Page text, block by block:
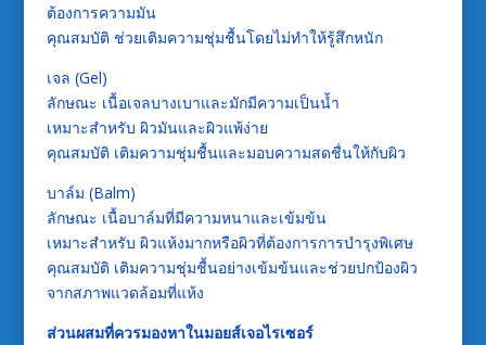
ต้องการความมัน
คุณสมบัติ ช่วยเติมความชุ่มชื้นโดยไม่ทำให้รู้สึกหนัก
เจล (Gel)
ลักษณะ เนื้อเจลบางเบาและมักมีความเป็นน้ำ
เหมาะสำหรับ ผิวมันและผิวแพ้ง่าย
คุณสมบัติ เติมความชุ่มชื้นและมอบความสดชื่นให้กับผิว
บาล์ม (Balm)
ลักษณะ เนื้อบาล์มที่มีความหนาและเข้มข้น
เหมาะสำหรับ ผิวแห้งมากหรือผิวที่ต้องการการบำรุงพิเศษ
คุณสมบัติ เติมความชุ่มชื้นอย่างเข้มข้นและช่วยปกป้องผิว
จากสภาพแวดล้อมที่แห้ง
ส่วนผสมที่ควรมองหาในมอยส์เจอไรเซอร์